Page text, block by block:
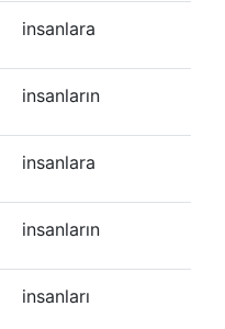
insanlara
insanların
insanlara
insanların
insanları